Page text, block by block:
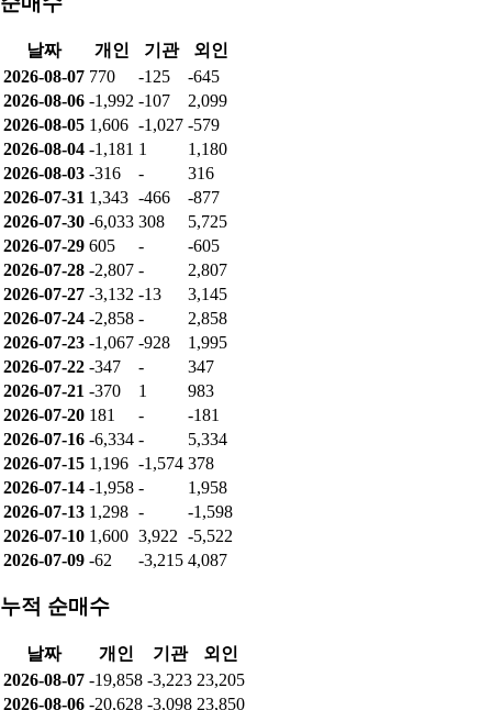
날짜 개인 기관
외인
2026-08-07 770 -125
-645
2026-08-06 -1,992 -107
2,099
2026-08-05 1,606 -1,027 -579
2026-08-04 -1,181 1
1,180
2026-08-03 -316 -
316
2026-07-31 1,343 -466
-877
2026-07-30 -6,033 308
5,725
2026-07-29 605 -
-605
2026-07-28 -2,807 -
2,807
2026-07-27 -3,132 -13
3,145
2026-07-24 -2,858 -
2,858
2026-07-23 -1,067 -928
1,995
2026-07-22 -347 -
347
2026-07-21 -370 1
983
2026-07-20 181 -
-181
2026-07-16 -6,334 -
5,334
2026-07-15 1,196 -1,574 378
2026-07-14 -1,958 -
1,958
2026-07-13 1,298 -
-1,598
2026-07-10 1,600 3,922 -5,522
2026-07-09 -62 -3,215 4,087
누적 순매수
날짜 개인 기관
외인
2026-08-07 -19,858 -3,223 23,205
2026-08-06 -20,628 -3,098 23,850